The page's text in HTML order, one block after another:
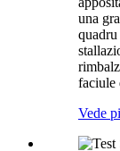
una
faciule
Vede